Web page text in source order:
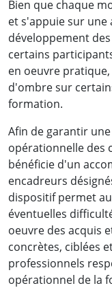
Bien que chaque
et s'appuie sur une
développement
certains
en oeuvre
d'ombre sur
formation.
Afin de garantir
opérationnelle des
bénéficie d'un
encadreurs
dispositif permet
éventuelles
oeuvre des acquis
concrètes, ciblées
professionnels
opérationnel de la